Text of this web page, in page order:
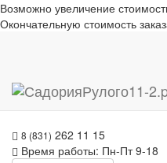
Возможно увеличение
Окончательную стоимость
8 (831) 262 11 15
Время работы: Пн-Пт 9-18